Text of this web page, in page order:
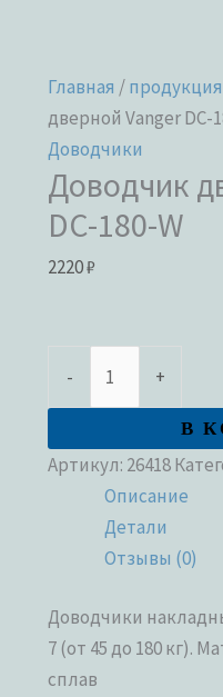
Главная /продукция
дверной Vanger DC-
Доводчики
Доводчик
DC-180-W
2220₽
- +
В
Артикул: 26418
Описание
Детали
Отзывы (0)
Доводчики
7 (от 45 до 180 кг).
сплав